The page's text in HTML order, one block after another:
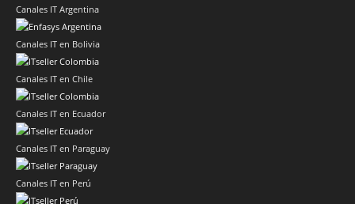
Canales IT Argentina
Canales IT en Bolivia
Canales IT en Chile
Canales IT en Ecuador
Canales IT en Paraguay
Canales IT en Perú